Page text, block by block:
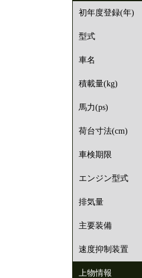
初年度登録(年)
型式
車名
積載量(kg)
馬力(ps)
荷台寸法(cm)
車検期限
エンジン型式
排気量
主要装備
速度抑制装置
上物情報